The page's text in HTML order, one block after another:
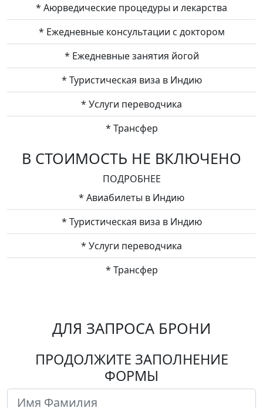
* Аюрведические процедуры и лекарства
* Ежедневные консультации с доктором
* Ежедневные занятия йогой
* Туристическая виза в Индию
* Услуги переводчика
* Трансфер
В СТОИМОСТЬ НЕ ВКЛЮЧЕНО
ПОДРОБНЕЕ
* Авиабилеты в Индию
* Туристическая виза в Индию
* Услуги переводчика
* Трансфер
ДЛЯ ЗАПРОСА БРОНИ
ПРОДОЛЖИТЕ ЗАПОЛНЕНИЕ
ФОРМЫ